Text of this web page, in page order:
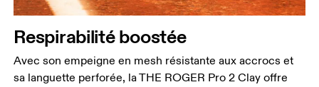
Respirabilité boostée
Avec son empeigne en mesh résistante aux accrocs et
sa languette perforée, la THE ROGER Pro 2 Clay offre